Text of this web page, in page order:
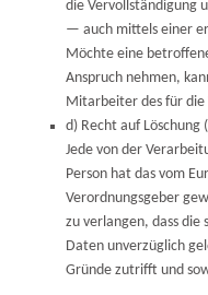
die Vervollständigung
— auch mittels einer
Möchte eine
Anspruch nehmen,
Mitarbeiter des für
d) Recht auf Löschung
Jede von der
Person hat das vom
Verordnungsgeber
zu verlangen, dass die
Daten unverzüglich
Gründe zutrifft und